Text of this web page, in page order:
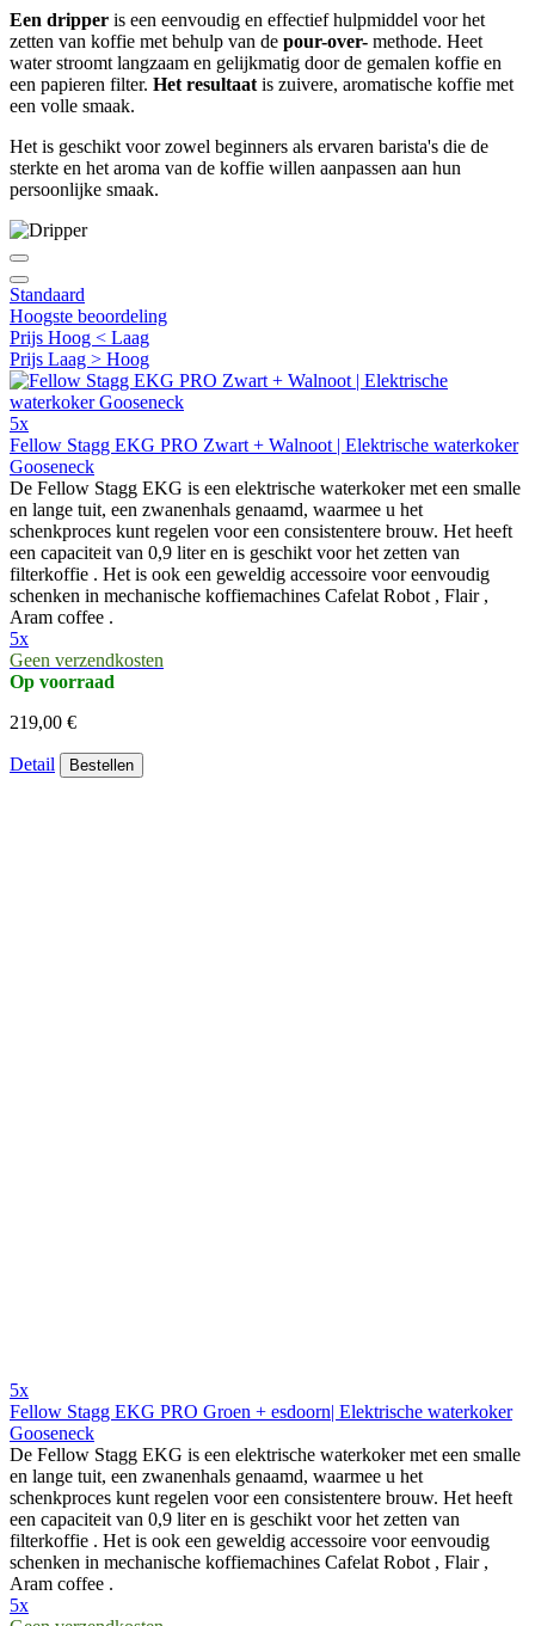
Een dripper is een eenvoudig en effectief hulpmiddel voor het
zetten van koffie met behulp van de pour-over- methode. Heet
water stroomt langzaam en gelijkmatig door de gemalen koffie en
een papieren filter. Het resultaat is zuivere, aromatische koffie met
een volle smaak.
Het is geschikt voor zowel beginners als ervaren barista's die de
sterkte en het aroma van de koffie willen aanpassen aan hun
persoonlijke smaak.
Standaard
Hoogste beoordeling
Prijs Hoog < Laag
Prijs Laag > Hoog
5x
Fellow Stagg EKG PRO Zwart + Walnoot | Elektrische waterkoker
Gooseneck
De Fellow Stagg EKG is een elektrische waterkoker met een smalle
en lange tuit, een zwanenhals genaamd, waarmee u het
schenkproces kunt regelen voor een consistentere brouw. Het heeft
een capaciteit van 0,9 liter en is geschikt voor het zetten van
filterkoffie . Het is ook een geweldig accessoire voor eenvoudig
schenken in mechanische koffiemachines Cafelat Robot , Flair ,
Aram coffee .
5x
Geen verzendkosten
Op voorraad
219,00 €
Detail Bestellen
5x
Fellow Stagg EKG PRO Groen + esdoorn| Elektrische waterkoker
Gooseneck
De Fellow Stagg EKG is een elektrische waterkoker met een smalle
en lange tuit, een zwanenhals genaamd, waarmee u het
schenkproces kunt regelen voor een consistentere brouw. Het heeft
een capaciteit van 0,9 liter en is geschikt voor het zetten van
filterkoffie . Het is ook een geweldig accessoire voor eenvoudig
schenken in mechanische koffiemachines Cafelat Robot , Flair ,
Aram coffee .
5x